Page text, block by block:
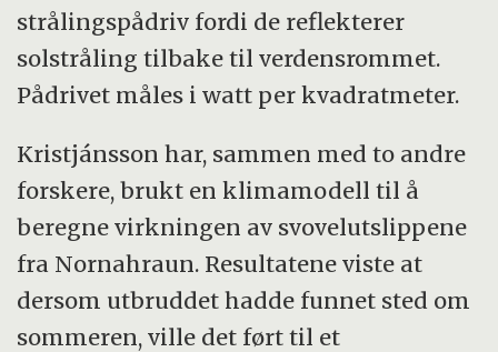
strålingspådriv fordi de reflekterer
solstråling tilbake til verdensrommet.
Pådrivet måles i watt per kvadratmeter.
Kristjánsson har, sammen med to andre
forskere, brukt en klimamodell til å
beregne virkningen av svovelutslippene
fra Nornahraun. Resultatene viste at
dersom utbruddet hadde funnet sted om
sommeren, ville det ført til et